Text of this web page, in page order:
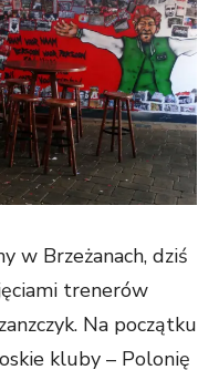
w Brzeżanach, dziś
trenerów
Na początku
kluby – Polonię